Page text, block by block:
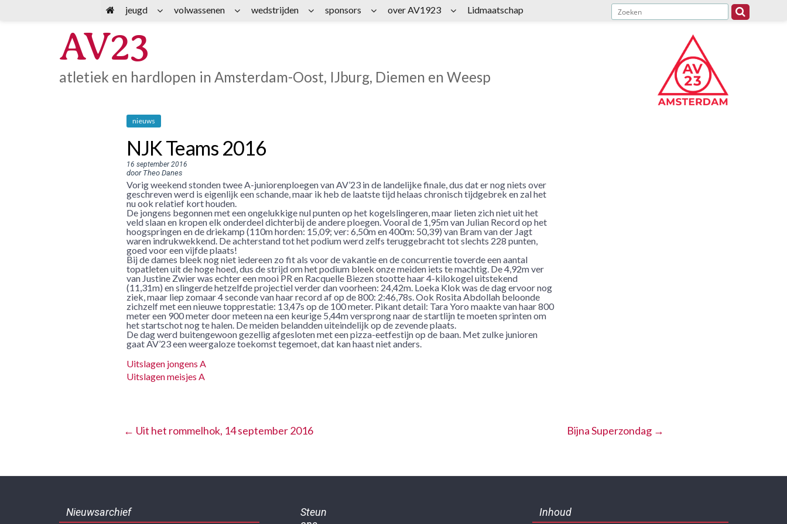
AV23
atletiek en hardlopen in Amsterdam-Oost, IJburg, Diemen en Weesp
nieuws
NJK Teams 2016
16 september 2016
door Theo Danes
Vorig weekend stonden twee A-juniorenploegen van AV’23 in de landelijke finale, dus dat er nog niets over
geschreven werd is eigenlijk een schande, maar ik heb de laatste tijd helaas chronisch tijdgebrek en zal het
nu ook relatief kort houden.
De jongens begonnen met een ongelukkige nul punten op het kogelslingeren, maar lieten zich niet uit het
veld slaan en kropen elk onderdeel dichterbij de andere ploegen. Vooral de 1,95m van Julian Record op het
hoogspringen en de driekamp (110m horden: 15,09; ver: 6,50m en 400m: 50,39) van Bram van der Jagt
waren indrukwekkend. De achterstand tot het podium werd zelfs teruggebracht tot slechts 228 punten,
goed voor een vijfde plaats!
Bij de dames bleek nog niet iedereen zo fit als voor de vakantie en de concurrentie toverde een aantal
topatleten uit de hoge hoed, dus de strijd om het podium bleek onze meiden iets te machtig. De 4,92m ver
van Justine Zwier was echter een mooi PR en Racquelle Biezen stootte haar 4-kilokogel uitstekend
(11,31m) en slingerde hetzelfde projectiel verder dan voorheen: 24,42m. Loeka Klok was de dag ervoor nog
ziek, maar liep zomaar 4 seconde van haar record af op de 800: 2:46,78s. Ook Rosita Abdollah beloonde
zichzelf met een nieuwe topprestatie: 13,47s op de 100 meter. Pikant detail: Tara Yoro maakte van haar 800
meter een 900 meter door meteen na een keurige 5,44m versprong naar de startlijn te moeten sprinten om
het startschot nog te halen. De meiden belandden uiteindelijk op de zevende plaats.
De dag werd buitengewoon gezellig afgesloten met een pizza-eetfestijn op de baan. Met zulke junioren
gaat AV’23 een weergaloze toekomst tegemoet, dat kan haast niet anders.
Uitslagen jongens A
Uitslagen meisjes A
← Uit het rommelhok, 14 september 2016 Bijna Superzondag →
Nieuwsarchief
Steun
Inhoud
jeugd volwassenen wedstrijden sponsors over AV1923 Lidmaatschap